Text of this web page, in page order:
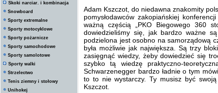
Skoki narciar. i kombinacja
Snowboard
Sporty extremalne
Sporty motocyklowe
Sporty pożarnicze
Sporty samochodowe
Sporty samolotowe
Sporty walki
Strzelectwo
Tenis ziemny i stołowy
Unihokej
Adam Kszczot, do niedawna znakomity
pomysłodawców zakopiańskiej
ważną częścią „PKO Biegowego 360
dowiedzieliśmy się, jak bardzo ważne
podzielona jest osobno na samorządową
była możliwie jak największa. Są trzy
zasięgnąć wiedzy, żeby dowiedzieć się
szybko tą wiedzę praktyczno-
Schwarzenegger bardzo ładnie o tym
to to nie wystarczy. Ty musisz być
Kszczot.